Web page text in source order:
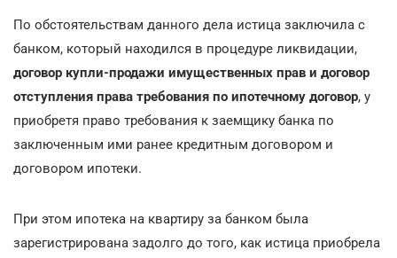
По обстоятельствам данного дела истица заключила с
банком, который находился в процедуре ликвидации,
договор купли-продажи имущественных прав и договор
отступления права требования по ипотечному договор, у
приобретя право требования к заемщику банка по
заключенным ими ранее кредитным договором и
договором ипотеки.
При этом ипотека на квартиру за банком была
зарегистрирована задолго до того, как истица приобрела